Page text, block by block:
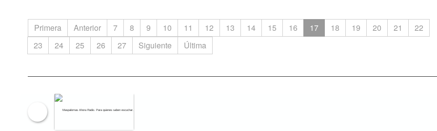
Primera Anterior 7 8 9 10 11 12 13 14 15 16 17 18 19 20 21
22
23
24 25 26 27 Siguiente Última